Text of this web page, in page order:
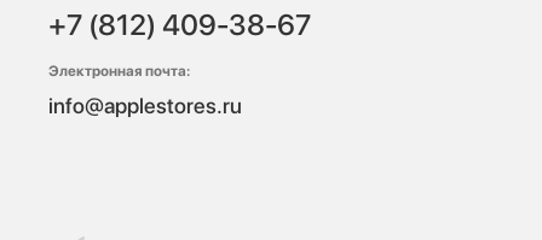
+7 (812) 409-38-67
Электронная почта:
info@applestores.ru